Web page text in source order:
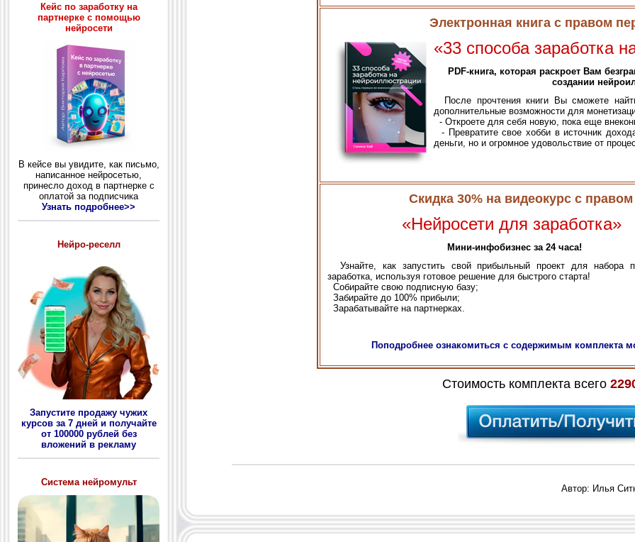
Кейс по заработку на
партнерке с помощью
нейросети
В кейсе вы увидите, как письмо,
написанное нейросетью,
принесло доход в партнерке с
оплатой за подписчика
Узнать подробнее>>
Нейро-реселл
Запустите продажу чужих
курсов за 7 дней и получайте
от 100000 рублей без
вложений в рекламу
Система нейромульт
Электронная книга с правом
«33 способа заработка
PDF-книга, которая раскроет Вам
создании
После прочтения книги Вы сможете
дополнительные возможности для
- Откроете для себя новую, пока еще
- Превратите свое хобби в источник
деньги, но и огромное удовольствие от
Скидка 30% на видеокурс с
«Нейросети для заработка»
Мини-инфобизнес за 24 часа!
Узнайте, как запустить свой прибыльный проект для набора
заработка, используя готовое решение для быстрого старта!
Собирайте свою подписную базу;
Забирайте до 100% прибыли;
Зарабатывайте на партнерках.
Поподробнее ознакомиться с содержимым комплекта
Стоимость комплекта всего
Автор: Илья